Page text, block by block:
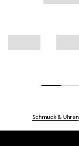
Schmuck & Uhren